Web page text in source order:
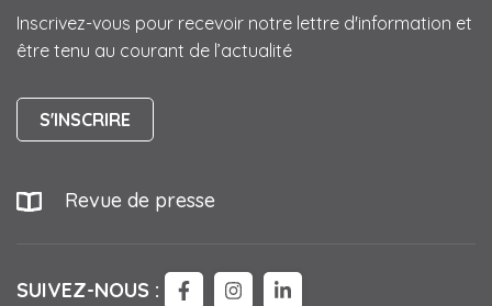
Inscrivez-vous pour recevoir notre lettre d'information et
être tenu au courant de l’actualité
S'INSCRIRE
Revue de presse
SUIVEZ-NOUS : LIEN VERS LE COMPTE
LIEN VERS LE COMPTE
LIEN VERS LE